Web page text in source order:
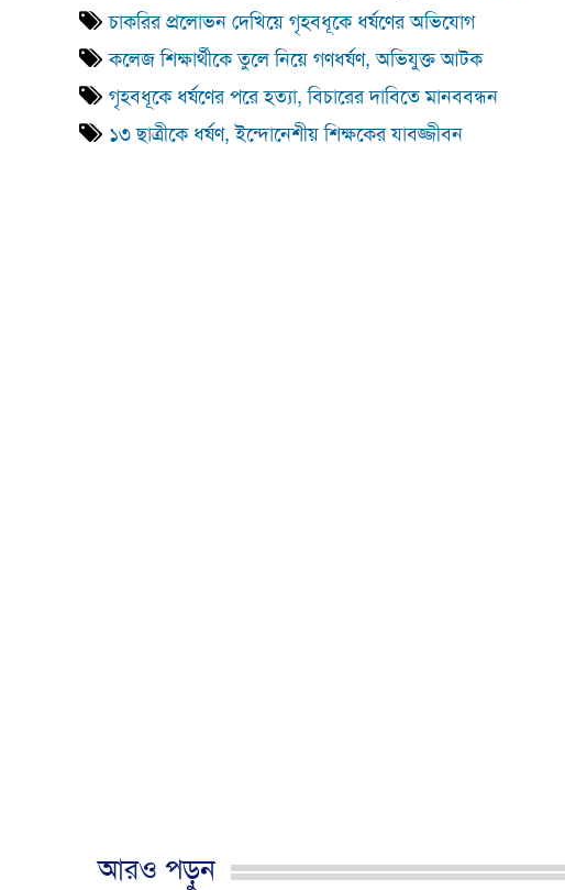
চাকরির প্রলোভন দেখিয়ে গৃহবধূকে ধর্ষণের অভিযোগ
কলেজ শিক্ষার্থীকে তুলে নিয়ে গণধর্ষণ, অভিযুক্ত আটক
গৃহবধূকে ধর্ষণের পরে হত্যা, বিচারের দাবিতে মানববন্ধন
১৩ ছাত্রীকে ধর্ষণ, ইন্দোনেশীয় শিক্ষকের যাবজ্জীবন
আরও পড়ুন